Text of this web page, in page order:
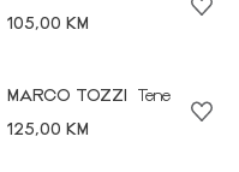
105,00 KM
MARCO TOZZI
Tene
125,00 KM